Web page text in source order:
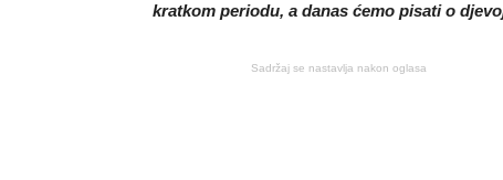
kratkom periodu, a danas ćemo pisati o
Sadržaj se nastavlja nakon oglasa